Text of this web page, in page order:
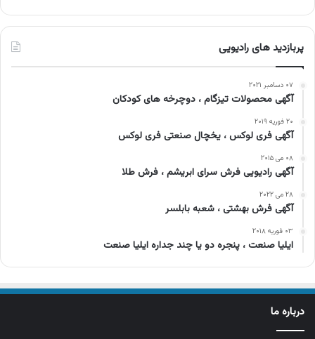
پربازدید های رادیویی
۰۷ دسامبر ۲۰۲۱
آگهی محصولات تیزگام ، دوچرخه های کودکان
۲۰ فوریه ۲۰۱۹
آگهی فری لوکس ، یخچال صنعتی فری لوکس
۰۸ می ۲۰۱۵
آگهی رادیویی فرش سرای ابریشم ، فرش طلا
۲۸ می ۲۰۲۲
آگهی فرش بهشتی ، شعبه بابلسر
۰۳ فوریه ۲۰۱۸
ایلیا صنعت ، پنجره‌ دو یا چند جداره ایلیا صنعت
درباره ما